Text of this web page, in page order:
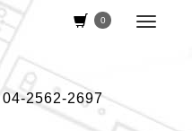
0
04-2562-2697